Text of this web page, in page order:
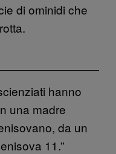
di ominidi che
hanno
una madre
da un
11.”